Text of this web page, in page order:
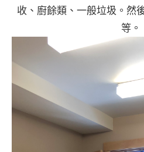
收、廚餘類、一般垃圾。然
等。